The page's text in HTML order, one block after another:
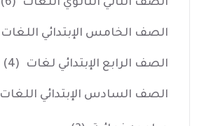
الصف الثاني الثانوي اللغات (6)
الصف الخامس الإبتدائي اللغات
الصف الرابع الإبتدائي لغات (4)
الصف السادس الإبتدائي اللغات